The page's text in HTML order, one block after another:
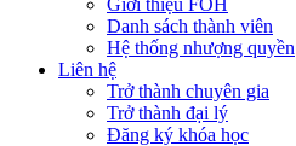
Giới thiệu FOH
Danh sách thành viên
Hệ thống nhượng quyền
Liên hệ
Trở thành chuyên gia
Trở thành đại lý
Đăng ký khóa học